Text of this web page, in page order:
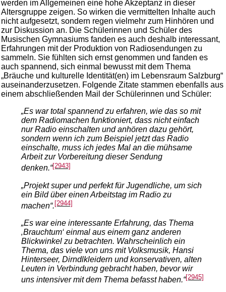
werden im Allgemeinen eine hohe Akzeptanz in dieser
Altersgruppe zeigen. So wirken die vermittelten Inhalte auch
nicht aufgesetzt, sondern regen vielmehr zum Hinhören und
zur Diskussion an. Die Schülerinnen und Schüler des
Musischen Gymnasiums fanden es auch deshalb interessant,
Erfahrungen mit der Produktion von Radiosendungen zu
sammeln. Sie fühlten sich ernst genommen und fanden es
auch spannend, sich einmal bewusst mit dem Thema
„Bräuche und kulturelle Identität(en) im Lebensraum Salzburg“
auseinanderzusetzen. Folgende Zitate stammen ebenfalls aus
einem abschließenden Mail der Schülerinnen und Schüler:
„Es war total spannend zu erfahren, wie das so mit
dem Radiomachen funktioniert, dass nicht einfach
nur Radio einschalten und anhören dazu gehört,
sondern wenn ich zum Beispiel jetzt das Radio
einschalte, muss ich jedes Mal an die mühsame
Arbeit zur Vorbereitung dieser Sendung
denken.“[2943]
„Projekt super und perfekt für Jugendliche, um sich
ein Bild über einen Arbeitstag im Radio zu
machen“. [2944]
„Es war eine interessante Erfahrung, das Thema
‚Brauchtum‘ einmal aus einem ganz anderen
Blickwinkel zu betrachten. Wahrscheinlich ein
Thema, das viele von uns mit Volksmusik, Hansi
Hinterseer, Dirndlkleidern und konservativen, alten
Leuten in Verbindung gebracht haben, bevor wir
uns intensiver mit dem Thema befasst haben.“[2945]